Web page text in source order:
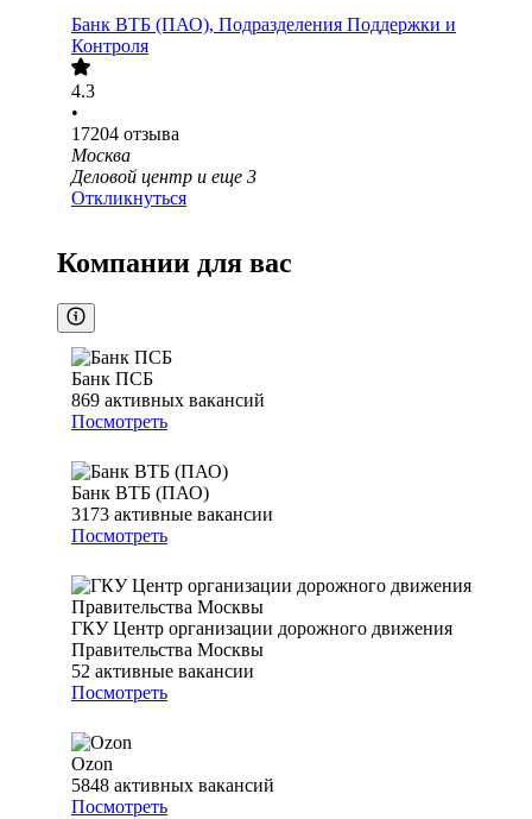
Банк ВТБ (ПАО), Подразделения Поддержки и
Контроля
4.3
•
17204 отзыва
Москва
Деловой центр и еще 3
Откликнуться
Компании для вас
Банк ПСБ
869 активных вакансий
Посмотреть
Банк ВТБ (ПАО)
3173 активные вакансии
Посмотреть
ГКУ Центр организации дорожного движения
Правительства Москвы
52 активные вакансии
Посмотреть
Ozon
5848 активных вакансий
Посмотреть